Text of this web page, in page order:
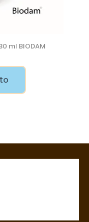
ml BIODAM